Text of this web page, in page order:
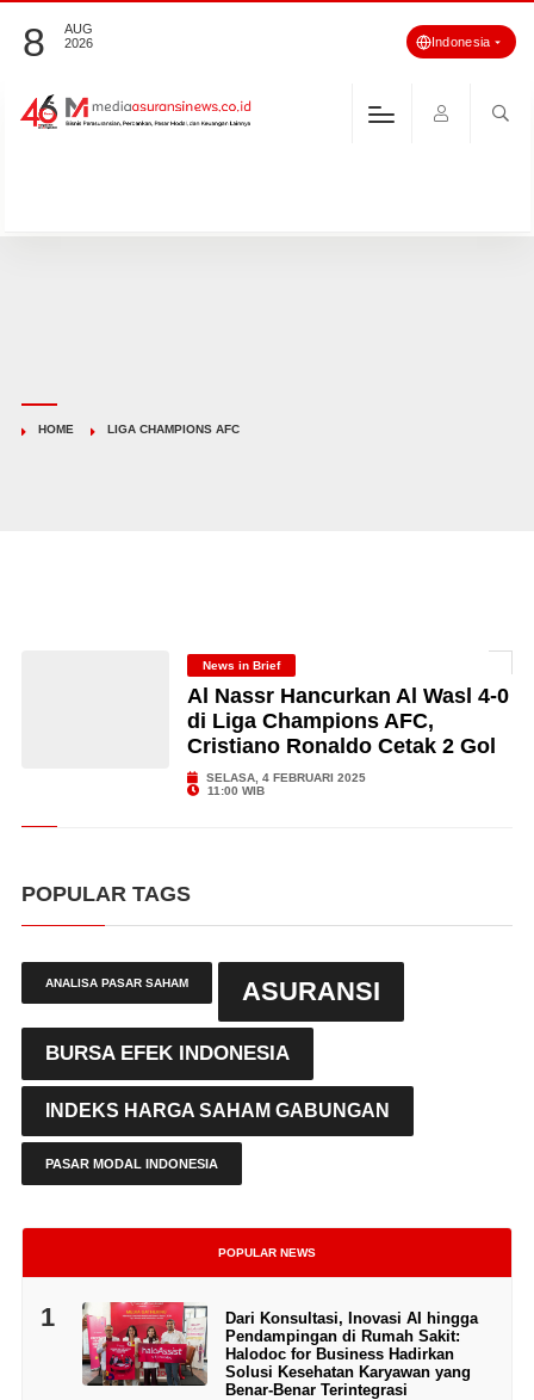
8
AUG
2026
Indonesia
HOME LIGA CHAMPIONS AFC
News in Brief
Al Nassr Hancurkan Al Wasl 4-0
di Liga Champions AFC,
Cristiano Ronaldo Cetak 2 Gol
SELASA, 4 FEBRUARI 2025
11:00 WIB
POPULAR TAGS
ANALISA PASAR SAHAM ASURANSI
BURSA EFEK INDONESIA
INDEKS HARGA SAHAM GABUNGAN
PASAR MODAL INDONESIA
POPULAR NEWS
1
Dari Konsultasi, Inovasi AI hingga
Pendampingan di Rumah Sakit:
Halodoc for Business Hadirkan
Solusi Kesehatan Karyawan yang
Benar-Benar Terintegrasi